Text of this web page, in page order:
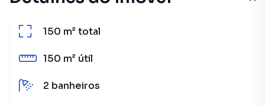
150 m²total
150 m² útil
2 banheiros